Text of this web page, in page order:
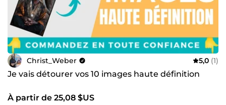
Christ_Weber 5,0 (1)
Je vais détourer vos 10 images haute définition
À partir de 25,08 $US